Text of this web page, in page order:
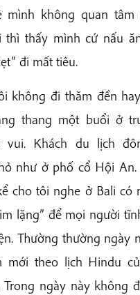
mình không quan tâm
thì thấy mình cứ nấu
đi mất tiêu.
không đi thăm đền
thang một buổi ở
vui. Khách du lịch
như ở phố cổ Hội An.
cho tôi nghe ở Bali có
lặng” để mọi người
Thường thường ngày
mới theo lịch Hindu
Trong ngày này không